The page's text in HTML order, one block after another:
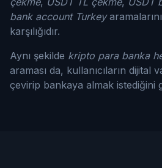
bank account Turkey
karşılığıdır.
Aynı şekilde kripto para banka
araması da, kullanıcıların dijital
çevirip bankaya almak istediğini